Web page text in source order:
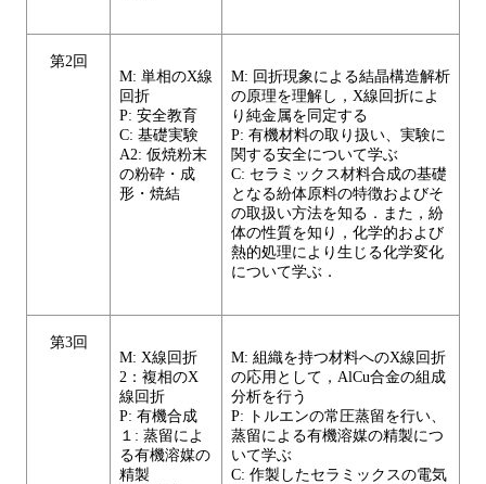
第2回
M: 単相のX線
回折
P: 安全教育
C: 基礎実験
A2: 仮焼粉末
の粉砕・成
形・焼結
M: 回折現象による結晶構造解析
の原理を理解し，X線回折によ
り純金属を同定する
P: 有機材料の取り扱い、実験に
関する安全について学ぶ
C: セラミックス材料合成の基礎
となる紛体原料の特徴およびそ
の取扱い方法を知る．また，紛
体の性質を知り，化学的および
熱的処理により生じる化学変化
について学ぶ．
第3回
M: X線回折
2：複相のX
線回折
P: 有機合成
１: 蒸留によ
る有機溶媒の
精製
M: 組織を持つ材料へのX線回折
の応用として，AlCu合金の組成
分析を行う
P: トルエンの常圧蒸留を行い、
蒸留による有機溶媒の精製につ
いて学ぶ
C: 作製したセラミックスの電気